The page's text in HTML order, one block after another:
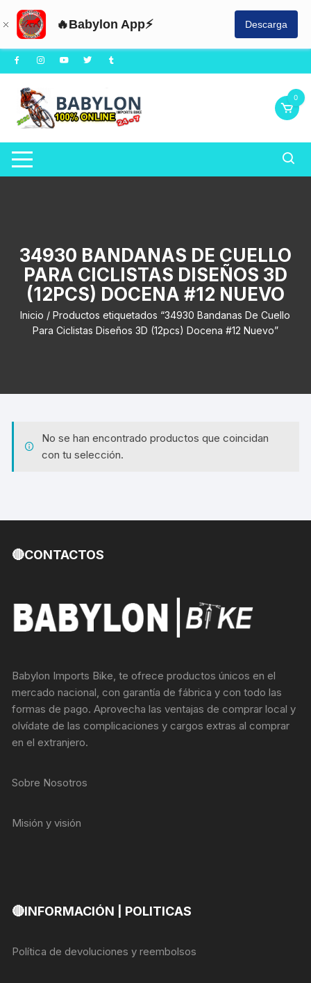
🔥Babylon App⚡ Descarga
Saltar
al
contenido
0
34930 BANDANAS DE CUELLO
PARA CICLISTAS DISEÑOS 3D
(12PCS) DOCENA #12 NUEVO
Inicio / Productos etiquetados “34930 Bandanas De Cuello
Para Ciclistas Diseños 3D (12pcs) Docena #12 Nuevo”
No se han encontrado productos que coincidan
con tu selección.
🔴CONTACTOS
Babylon Imports Bike, te ofrece productos únicos en el
mercado nacional, con garantía de fábrica y con todo las
formas de pago. Aprovecha las ventajas de comprar local y
olvídate de las complicaciones y cargos extras al comprar
en el extranjero.
Sobre Nosotros
Misión y visión
🔴INFORMACIÓN | POLITICAS
Política de devoluciones y reembolsos